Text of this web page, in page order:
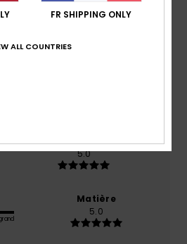
moyenne
/5
Rapport qualité / prix
5.0
Matière
5.0
FR SHIPPING ONLY
ALL COUNTRIES